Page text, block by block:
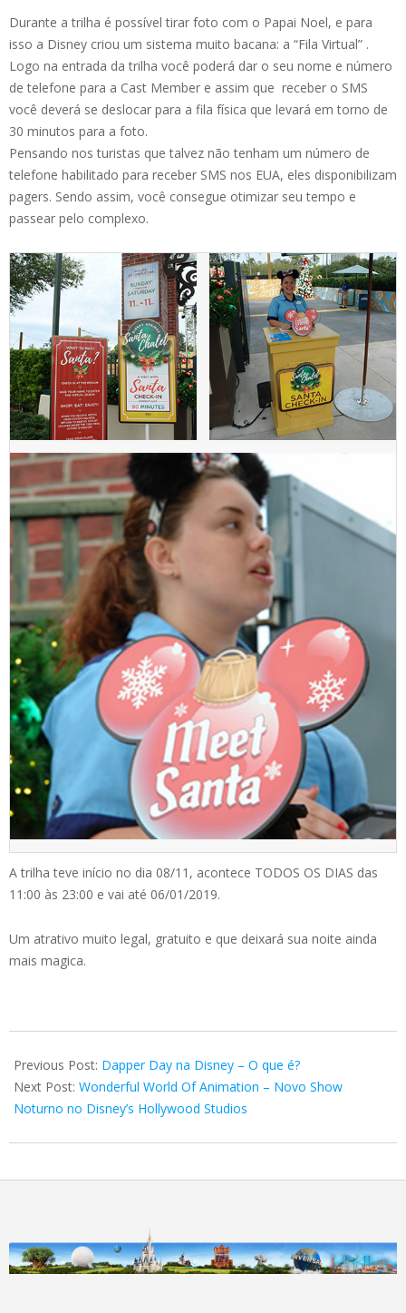
Durante a trilha é possível tirar foto com o Papai Noel, e para
isso a Disney criou um sistema muito bacana: a “Fila Virtual” .
Logo na entrada da trilha você poderá dar o seu nome e número
de telefone para a Cast Member e assim que receber o SMS
você deverá se deslocar para a fila física que levará em torno de
30 minutos para a foto.
Pensando nos turistas que talvez não tenham um número de
telefone habilitado para receber SMS nos EUA, eles disponibilizam
pagers. Sendo assim, você consegue otimizar seu tempo e
passear pelo complexo.
A trilha teve início no dia 08/11, acontece TODOS OS DIAS das
11:00 às 23:00 e vai até 06/01/2019.
Um atrativo muito legal, gratuito e que deixará sua noite ainda
mais magica.
11-
23
Previous Post: Dapper Day na Disney – O que é?
Next Post: Wonderful World Of Animation – Novo Show
Noturno no Disney’s Hollywood Studios